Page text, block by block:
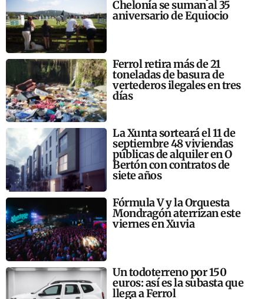
Chelonia se suman al 35
aniversario de Equiocio
Ferrol retira más de 21
toneladas de basura de
vertederos ilegales en tres
días
La Xunta sorteará el 11 de
septiembre 48 viviendas
públicas de alquiler en O
Bertón con contratos de
siete años
Fórmula V y la Orquesta
Mondragón aterrizan este
viernes en Xuvia
Un todoterreno por 150
euros: así es la subasta que
llega a Ferrol